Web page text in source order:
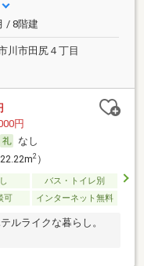
/ 8階建
川市田尻４丁目
円
なし
2）
バス・トイレ別
可 インターネット無料
ルライクな暮らし。